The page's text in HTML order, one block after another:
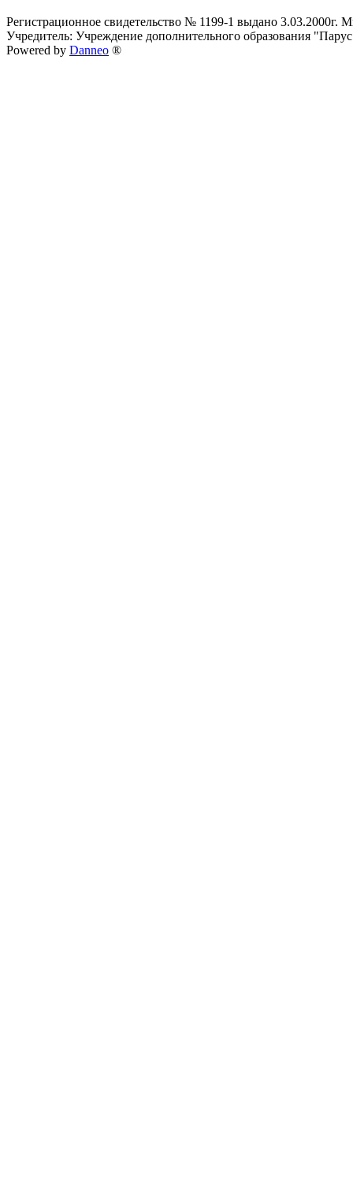
Регистрационное свидетельство № 1199-1 выдано 3.03.2000г.
Учредитель: Учреждение дополнительного образования
Powered by Danneo ®